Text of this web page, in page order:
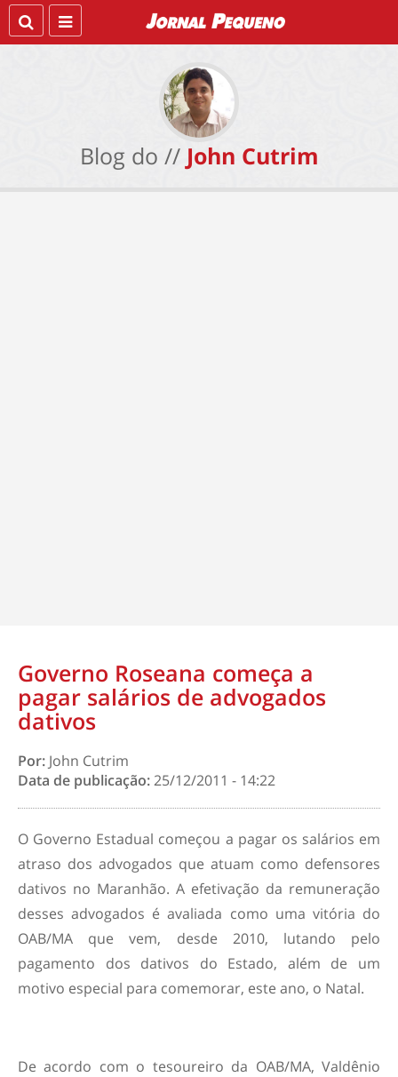
Blog do // John Cutrim
Governo Roseana começa a
pagar salários de advogados
dativos
Por: John Cutrim
Data de publicação:25/12/2011 - 14:22
O Governo Estadual começou a pagar os salários em
atraso dos advogados que atuam como defensores
dativos no Maranhão. A efetivação da remuneração
desses advogados é avaliada como uma vitória do
OAB/MA que vem, desde 2010, lutando pelo
pagamento dos dativos do Estado, além de um
motivo especial para comemorar, este ano, o Natal.
De acordo com o tesoureiro da OAB/MA, Valdênio